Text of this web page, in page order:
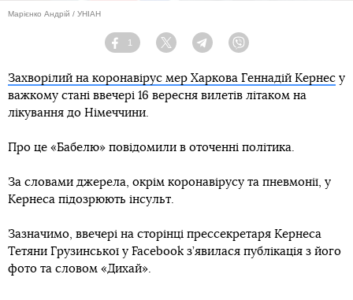
Марієнко Андрій / УНІАН
Facebook
1
Twitter TelegramViber
Захворілий на коронавірус мер Харкова Геннадій Кернес у
важкому стані ввечері 16 вересня вилетів літаком на
лікування до Німеччини.
Про це «Бабелю» повідомили в оточенні політика.
За словами джерела, окрім коронавірусу та пневмонії, у
Кернеса підозрюють інсульт.
Зазначимо, ввечері на сторінці прессекретаря Кернеса
Тетяни Грузинської у Facebook з’явилася публікація з його
фото та словом «Дихай».